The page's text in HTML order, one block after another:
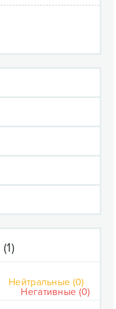
(1)
Нейтральные (0)
Негативные (0)